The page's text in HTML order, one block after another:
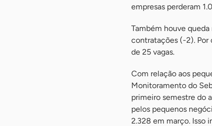
empresas perderam
Também houve
contratações (-2). Por
de 25 vagas.
Com relação aos
Monitoramento do
primeiro semestre do
pelos pequenos
2.328 em março. Isso